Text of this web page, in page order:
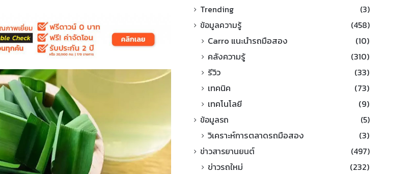
Trending
(3)
ข้อมูลความรู้
(458)
Carro แนะนำรถมือสอง
(10)
คลังความรู้
(310)
รีวิว
(33)
เทคนิค
(73)
เทคโนโลยี
(9)
ข้อมูลรถ (5)
วิเคราะห์การตลาดรถมือสอง (3)
ข่าวสารยานยนต์ (497)
ข่าวรถใหม่
(232)